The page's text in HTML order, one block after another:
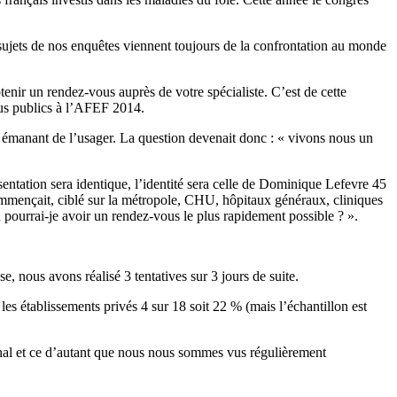
de nos enquêtes viennent toujours de la confrontation au monde
un rendez-vous auprès de votre spécialiste. C’est de cette
publics à l’AFEF 2014.
de l’usager. La question devenait donc : « vivons nous un
sera identique, l’identité sera celle de Dominique Lefevre 45
ciblé sur la métropole, CHU, hôpitaux généraux, cliniques
je avoir un rendez-vous le plus rapidement possible ? ».
nous avons réalisé 3 tentatives sur 3 jours de suite.
établissements privés 4 sur 18 soit 22 % (mais l’échantillon est
et ce d’autant que nous nous sommes vus régulièrement